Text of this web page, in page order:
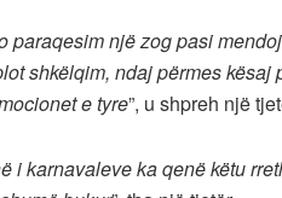
paraqesim një zog pasi
shkëlqim, ndaj përmes
e tyre”, u shpreh një
i karnavaleve ka qenë këtu